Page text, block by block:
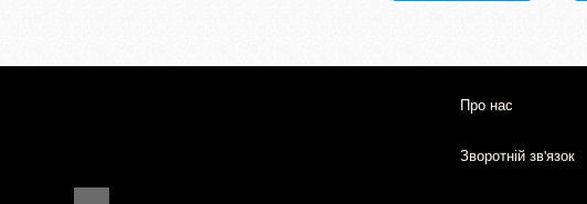
Про нас
Зворотній зв'язок